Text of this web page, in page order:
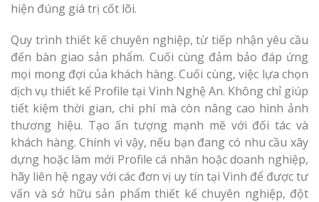
hiện đúng giá trị cốt lõi.
Quy trình thiết kế chuyên nghiệp, từ tiếp nhận yêu cầu
đến bàn giao sản phẩm. Cuối cùng đảm bảo đáp ứng
mọi mong đợi của khách hàng. Cuối cùng, việc lựa chọn
dịch vụ thiết kế Profile tại Vinh Nghệ An. Không chỉ giúp
tiết kiệm thời gian, chi phí mà còn nâng cao hình ảnh
thương hiệu. Tạo ấn tượng mạnh mẽ với đối tác và
khách hàng. Chính vì vậy, nếu bạn đang có nhu cầu xây
dựng hoặc làm mới Profile cá nhân hoặc doanh nghiệp,
hãy liên hệ ngay với các đơn vị uy tín tại Vinh để được tư
vấn và sở hữu sản phẩm thiết kế chuyên nghiệp, đột